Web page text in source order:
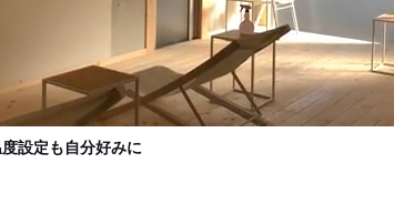
設定も自分好みに